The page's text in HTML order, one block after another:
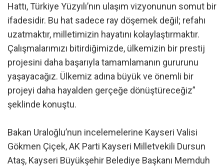
Hattı, Türkiye Yüzyılı’nın ulaşım vizyonunun somut bir
ifadesidir. Bu hat sadece ray döşemek değil; refahı
uzatmaktır, milletimizin hayatını kolaylaştırmaktır.
Çalışmalarımızı bitirdiğimizde, ülkemizin bir prestij
projesini daha başarıyla tamamlamanın gururunu
yaşayacağız. Ülkemiz adına büyük ve önemli bir
projeyi daha hayalden gerçeğe dönüştüreceğiz”
şeklinde konuştu.
Bakan Uraloğlu’nun incelemelerine Kayseri Valisi
Gökmen Çiçek, AK Parti Kayseri Milletvekili Dursun
Ataş, Kayseri Büyükşehir Belediye Başkanı Memduh